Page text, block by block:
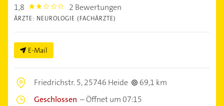
1,8 1.8000001 2 Bewertungen
ÄRZTE: NEUROLOGIE (FACHÄRZTE)
E-Mail
Friedrichstr. 5,25746 Heide
69,1 km
Geschlossen –Öffnet um 07:15